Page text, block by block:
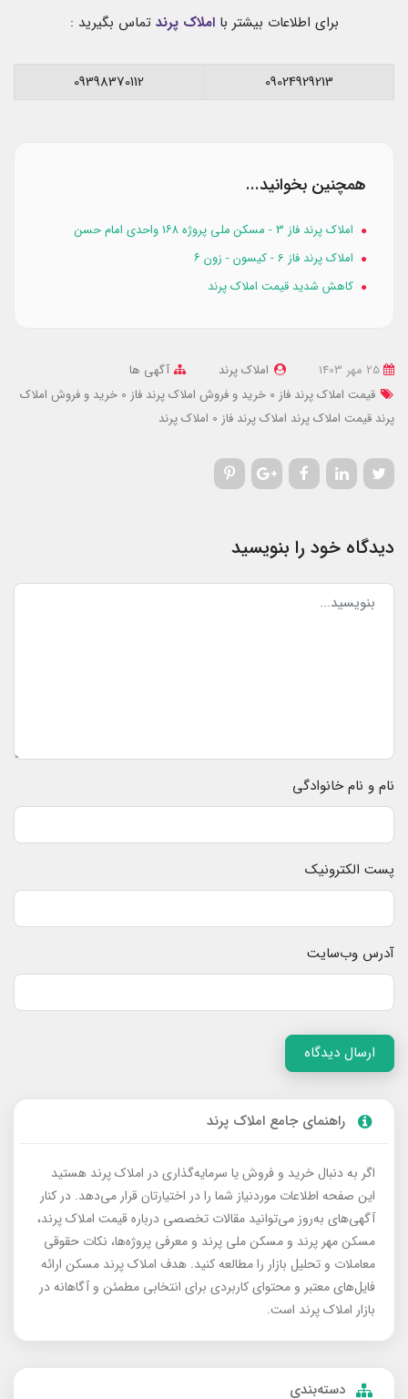
برای اطلاعات بیشتر بااملاک پرند تماس بگیرید :
09024929213
09398370112
همچنین بخوانید...
املاک پرند فاز 3 - مسکن ملی پروژه ۱۶۸ واحدی امام حسن
املاک پرند فاز 6 - کیسون - زون ۶
کاهش شدید قیمت املاک پرند
املاک پرند
آگهی ها
قیمت املاک پرند فاز 0
خرید و فروش املاک پرند فاز 0
خرید و فروش املاک
پرند قیمت املاک پرند املاک پرند فاز 0 املاک پرند
دیدگاه خود را بنویسید
نام و نام خانوادگی
پست الکترونیک
آدرس وب‌سایت
ارسال دیدگاه
راهنمای جامع املاک پرند
اگر به دنبال خرید و فروش یا سرمایه‌گذاری در املاک پرند هستید
این صفحه اطلاعات موردنیاز شما را در اختیارتان قرار می‌دهد. در کنار
آگهی‌های به‌روز می‌توانید مقالات تخصصی درباره قیمت املاک پرند،
مسکن مهر پرند و مسکن ملی پرند و معرفی پروژه‌ها، نکات حقوقی
معاملات و تحلیل بازار را مطالعه کنید. هدف املاک پرند مسکن ارائه
فایل‌های معتبر و محتوای کاربردی برای انتخابی مطمئن و آگاهانه در
بازار املاک پرند است.
دسته‌بندی